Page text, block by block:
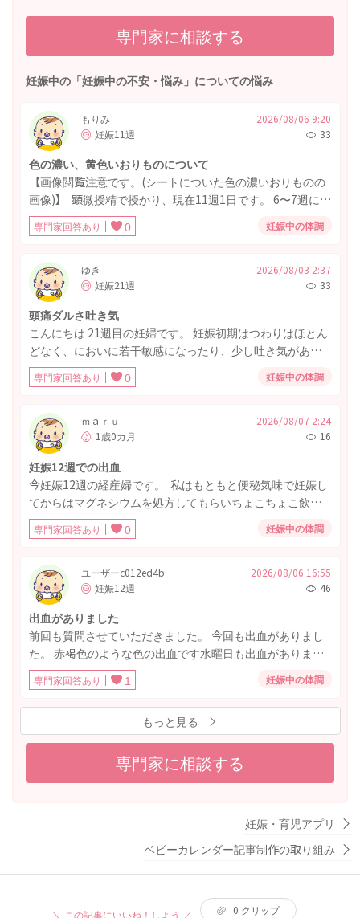
専門家に相談する
妊娠中の「妊娠中の不安・悩み」についての悩み
もりみ
妊娠11週
2026/08/06 9:20
33
色の濃い、黄色いおりものについて
【画像閲覧注意です。(シートについた色の濃いおりものの
画像)】 顕微授精で授かり、現在11週1日です。 6〜7週に茶
色いおりものが何度かありましたが、経過は良好と言われ
ていました。 2日前からおりものの色が濃くなり、現在は
で、おりもの自体は泡だったりカッテージチーズ状であっ
たり、水っぽくはありません。 痒みや痛みも全くないで
す。臭いも気になりません。 また、妊娠10週1日までウト
ロゲスタン膣錠を使用していました。 妊娠前からおりもの
は黄色みが強かった気がしますが、痒み等なかったので特
に検査したことはありませんでした。 インターネットで調
べると、通常は白〜薄黄色とのこと。細菌性膣錠やガンジ
の影響が心配です。 早めに産婦人科へかかるべきでしょう
か。 それとも、次回8月末の妊婦健診で相談すれば十分でし
ょうか。
専門家回答あり 0 妊娠中の体調
ゆき
妊娠21週
2026/08/03 2:37
33
頭痛ダルさ吐き気
こんにちは 21週目の妊婦です。 妊娠初期はつわりはほとん
どなく、においに若干敏感になったり、少し吐き気がある
位でした。 昨日から急に頭痛、軽い吐き気、ダルさが酷い
状態になってしまいました。 これはつわりなんでしょう
専門家回答あり 0 妊娠中の体調
ｍａｒｕ
1歳0カ月
2026/08/07 2:24
16
妊娠12週での出血
今妊娠12週の経産婦です。 私はもともと便秘気味で妊娠し
てからはマグネシウムを処方してもらいちょこちょこ飲ん
でます。 以前から痔があり、前回の出産でひどくなってし
まい、少しよくなりそのままの状態で今回妊娠しました。
レットペーパーに拭いた時おりものに薄いピンクの出血が
ついてました。 よく排便をすると痔から血は出たりはけっ
こうあったりするのですが、これがお尻からの出血なの
か、膣からの出血なのか分かりませんでした。 すごいお腹
痛いやカチカチにお腹張ってるとかはないです。数時間後
なんとなくみぞおち？胃？（子宮よりは上かな？）のお腹
らへんが重たい？痛いかな？っていう感じはありました。
がついてないです。様子見でも大丈夫なのでしょうか？
専門家回答あり 0 妊娠中の体調
ユーザーc012ed4b
妊娠12週
2026/08/06 16:55
46
出血がありました
前回も質問させていただきました。 今回も出血がありまし
た。 赤褐色のような色の出血です水曜日も出血がありまし
たが立て続けに出血するものでしょうか？ ちなみに明日は
病院です
専門家回答あり 1 妊娠中の体調
もっと見る
専門家に相談する
妊娠・育児アプリ
ベビーカレンダー記事制作の取り組み
＼ この記事にいいね！しよう ／ 0 クリップ